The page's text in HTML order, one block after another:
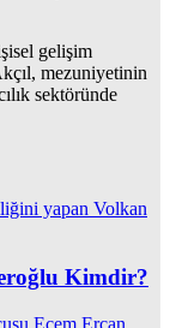
gelişim
mezuniyetinin
sektöründe
Kimdir?